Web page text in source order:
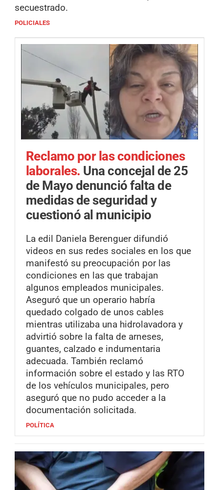
secuestrado.
POLICIALES
Reclamo por las condiciones
laborales. Una concejal de 25
de Mayo denunció falta de
medidas de seguridad y
cuestionó al municipio
La edil Daniela Berenguer difundió
videos en sus redes sociales en los que
manifestó su preocupación por las
condiciones en las que trabajan
algunos empleados municipales.
Aseguró que un operario habría
quedado colgado de unos cables
mientras utilizaba una hidrolavadora y
advirtió sobre la falta de arneses,
guantes, calzado e indumentaria
adecuada. También reclamó
información sobre el estado y las RTO
de los vehículos municipales, pero
aseguró que no pudo acceder a la
documentación solicitada.
POLÍTICA